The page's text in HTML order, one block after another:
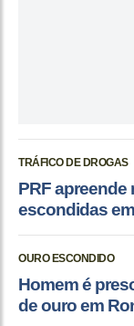
TRÁFICO DE DROGAS
PRF apreende
escondidas
OURO ESCONDIDO
Homem é
de ouro em